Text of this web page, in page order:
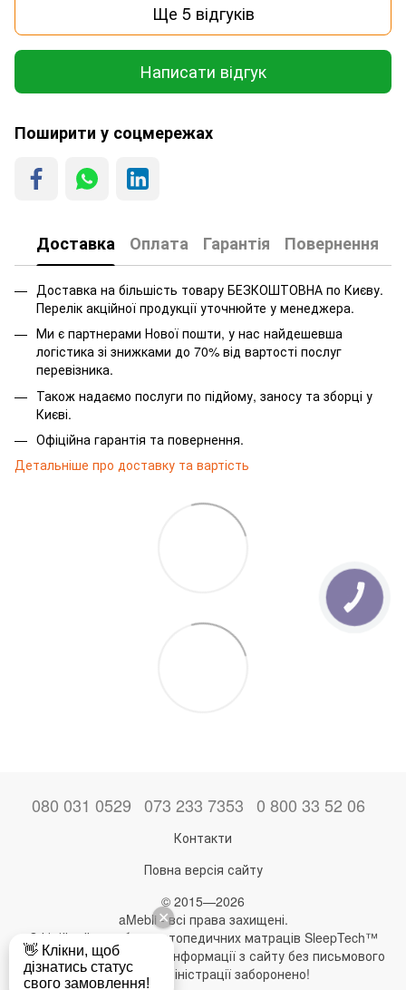
Ще 5 відгуків
Написати відгук
Поширити у соцмережах
Доставка Оплата Гарантія Повернення
Доставка на більшість товару БЕЗКОШТОВНА по Києву.
Перелік акційної продукції уточнюйте у менеджера.
Ми є партнерами Нової пошти, у нас найдешевша
логістика зі знижками до 70% від вартості послуг
перевізника.
Також надаємо послуги по підйому, заносу та зборці у
Києві.
Офіційна гарантія та повернення.
Детальніше про доставку та вартість
080 031 0529 073 233 7353 0 800 33 52 06
Контакти
Повна версія сайту
© 2015—2026
aMebli - всі права захищені.
Офіційний виробник ортопедичних матраців SleepTech™
Будь-яке використання інформації з сайту без письмового
дозволу адміністрації заборонено!